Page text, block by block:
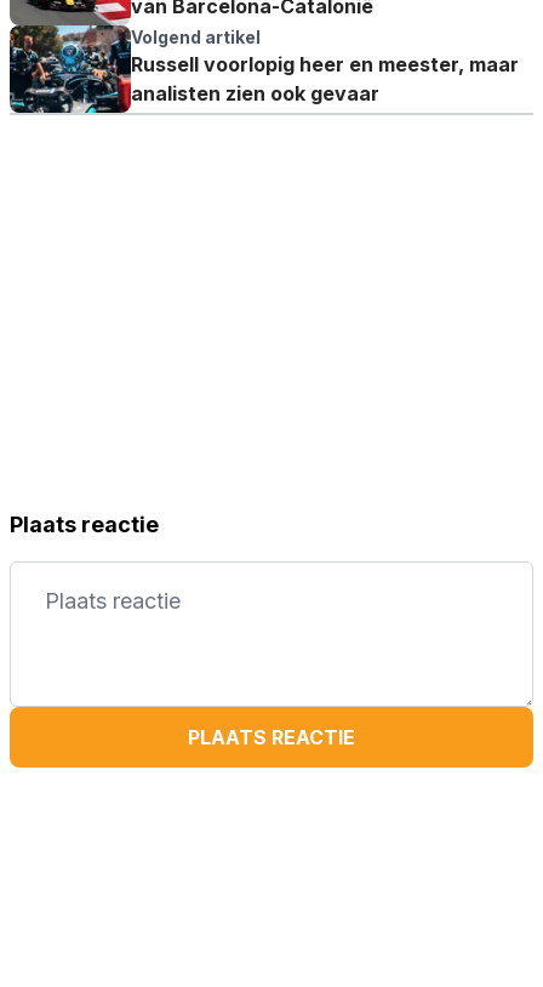
van Barcelona-Catalonië
Volgend artikel
Russell voorlopig heer en meester, maar
analisten zien ook gevaar
Plaats reactie
PLAATS REACTIE